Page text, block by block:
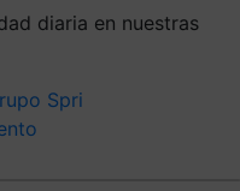
diaria en nuestras
Spri